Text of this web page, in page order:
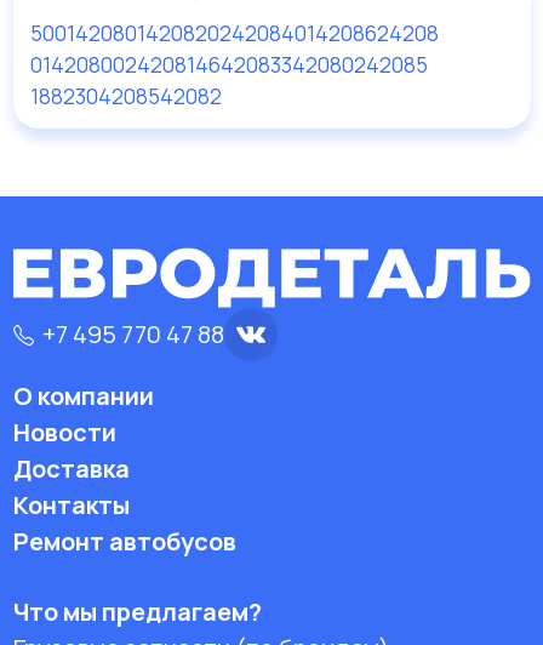
5001420801420820242084014208624208
014208002420814642083342080242085
1882304208542082
+7 495 770 47 88
О компании
Новости
Доставка
Контакты
Ремонт автобусов
Что мы предлагаем?